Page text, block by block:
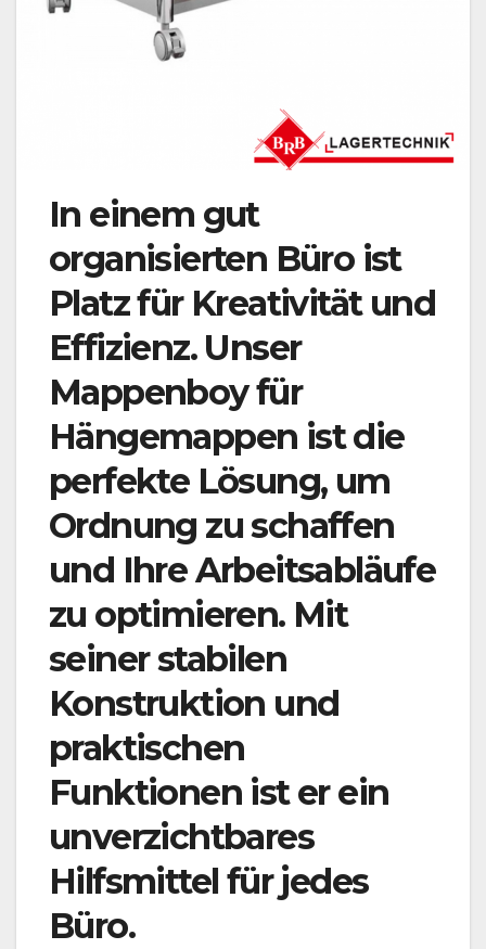
In einem gut
organisierten Büro ist
Platz für Kreativität und
Effizienz. Unser
Mappenboy für
Hängemappen ist die
perfekte Lösung, um
Ordnung zu schaffen
und Ihre Arbeitsabläufe
zu optimieren. Mit
seiner stabilen
Konstruktion und
praktischen
Funktionen ist er ein
unverzichtbares
Hilfsmittel für jedes
Büro.